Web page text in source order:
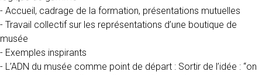
- Accueil, cadrage de la formation, présentations mutuelles
- Travail collectif sur les représentations d’une boutique de
musée
- Exemples inspirants
- L’ADN du musée comme point de départ : Sortir de l’idée : “on